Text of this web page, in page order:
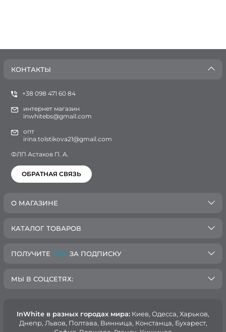
КОНТАКТЫ
+38 098 471 60 84
интернет магазин
inwhitebs@gmail.com
опт
irina.tolstikova21@gmail.com
ФЛП Астахов П. А.
ОБРАТНАЯ СВЯЗЬ
О МАГАЗИНЕ
КАТАЛОГ ТОВАРОВ
ПОЛУЧИТЕ -10% ЗА ПОДПИСКУ
МЫ В СОЦСЕТЯХ:
InWhite в разных городах мира: Киев, Oдесса, Харьков,
Днепр, Львов, Полтава, Винница, Констанца, Бухарест,